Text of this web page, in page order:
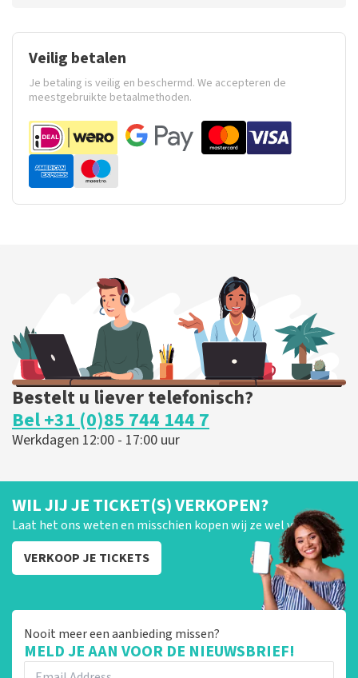
Veilig betalen
Je betaling is veilig en beschermd. We accepteren de
meestgebruikte betaalmethoden.
Bestelt u liever telefonisch?
Bel +31 (0)85 744 144 7
Werkdagen 12:00 - 17:00 uur
WIL JIJ JE TICKET(S) VERKOPEN?
Laat het ons weten en misschien kopen wij ze wel van je!
VERKOOP JE TICKETS
Nooit meer een aanbieding missen?
MELD JE AAN VOOR DE NIEUWSBRIEF!